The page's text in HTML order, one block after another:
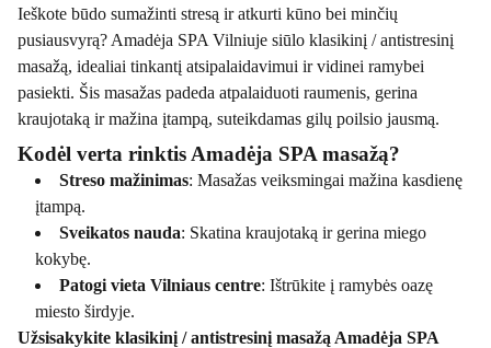
Ieškote būdo sumažinti stresą ir atkurti kūno bei minčių
pusiausvyrą? Amadėja SPA Vilniuje siūlo klasikinį / antistresinį
masažą, idealiai tinkantį atsipalaidavimui ir vidinei ramybei
pasiekti. Šis masažas padeda atpalaiduoti raumenis, gerina
kraujotaką ir mažina įtampą, suteikdamas gilų poilsio jausmą.
Kodėl verta rinktis Amadėja SPA masažą?
Streso mažinimas: Masažas veiksmingai mažina kasdienę
įtampą.
Sveikatos nauda: Skatina kraujotaką ir gerina miego
kokybę.
Patogi vieta Vilniaus centre: Ištrūkite į ramybės oazę
miesto širdyje.
Užsisakykite klasikinį / antistresinį masažą Amadėja SPA